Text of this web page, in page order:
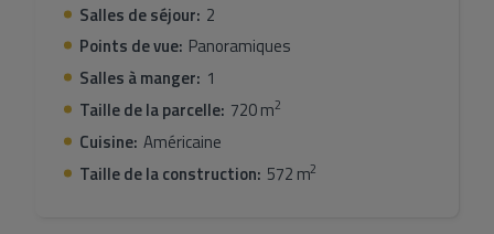
Salles de séjour: 2
Points de vue: Panoramiques
Salles à manger: 1
Taille de la parcelle: 720 m2
Cuisine: Américaine
Taille de la construction: 572 m2